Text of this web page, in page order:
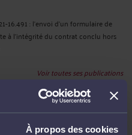
À propos des cookies
16.491 : l'envoi d'un formulaire de
à l’intégrité du contrat conclu hors
Voir toutes ses publications